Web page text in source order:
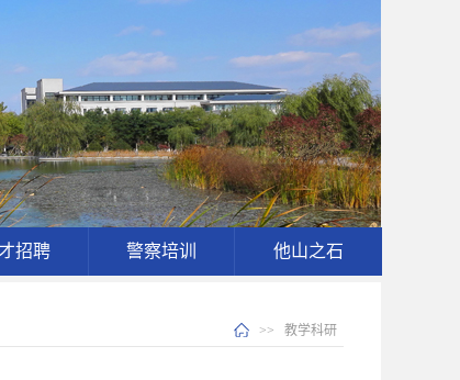
招聘 警察培训 他山之石
>> 教学科研